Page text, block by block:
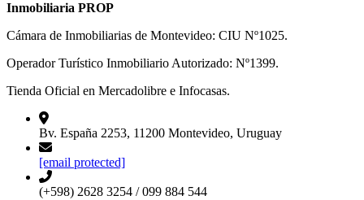
Inmobiliaria PROP
Cámara de Inmobiliarias de Montevideo: CIU Nº1025.
Operador Turístico Inmobiliario Autorizado: Nº1399.
Tienda Oficial en Mercadolibre e Infocasas.
Bv. España 2253, 11200 Montevideo, Uruguay
[email protected]
(+598) 2628 3254 / 099 884 544